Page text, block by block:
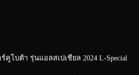
คูโบต้า รุ่นแอลสเปเชียล 2024 L-Special